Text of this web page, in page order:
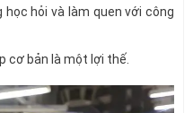
học hỏi và làm quen với công
cơ bản là một lợi thế.